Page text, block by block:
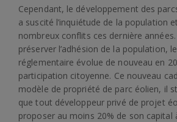
Cependant, le développement des
a suscité l’inquiétude de la population
nombreux conflits ces dernière
préserver l’adhésion de la population,
réglementaire évolue de nouveau en
participation citoyenne. Ce nouveau
modèle de propriété de parc éolien, il
que tout développeur privé de projet
proposer au moins 20% de son capital